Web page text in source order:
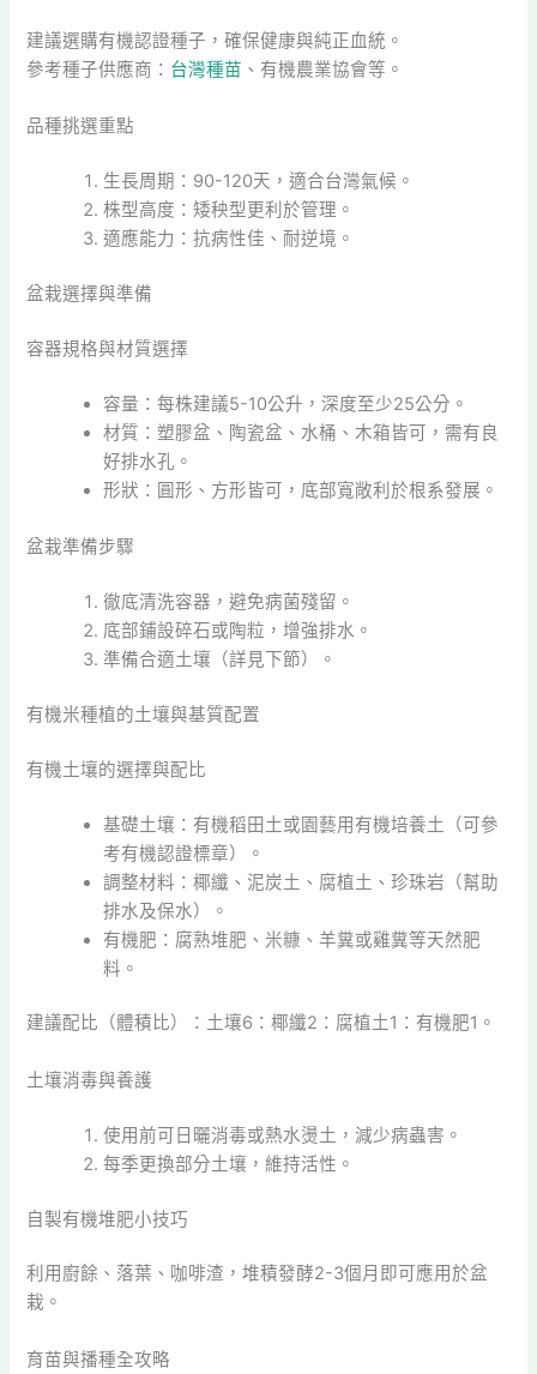
建議選購有機認證種子，確保健康與純正血統。
參考種子供應商： 台灣種苗 、有機農業協會等。
品種挑選重點
生長周期：90-120天，適合台灣氣候。
株型高度：矮秧型更利於管理。
適應能力：抗病性佳、耐逆境。
盆栽選擇與準備
容器規格與材質選擇
容量：每株建議5-10公升，深度至少25公分。
材質：塑膠盆、陶瓷盆、水桶、木箱皆可，需有良
好排水孔。
形狀：圓形、方形皆可，底部寬敞利於根系發展。
盆栽準備步驟
徹底清洗容器，避免病菌殘留。
底部鋪設碎石或陶粒，增強排水。
準備合適土壤（詳見下節）。
有機米種植的土壤與基質配置
有機土壤的選擇與配比
基礎土壤：有機稻田土或園藝用有機培養土（可參
考有機認證標章）。
調整材料：椰纖、泥炭土、腐植土、珍珠岩（幫助
排水及保水）。
有機肥：腐熟堆肥、米糠、羊糞或雞糞等天然肥
料。
建議配比（體積比）：土壤6：椰纖2：腐植土1：有機肥1。
土壤消毒與養護
使用前可日曬消毒或熱水燙土，減少病蟲害。
每季更換部分土壤，維持活性。
自製有機堆肥小技巧
利用廚餘、落葉、咖啡渣，堆積發酵2-3個月即可應用於盆
栽。
育苗與播種全攻略